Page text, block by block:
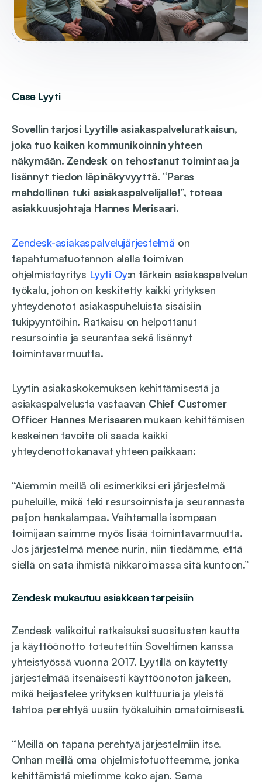
Case Lyyti
Sovellin tarjosi Lyytille asiakaspalveluratkaisun,
joka tuo kaiken kommunikoinnin yhteen
näkymään. Zendesk on tehostanut toimintaa ja
lisännyt tiedon läpinäkyvyyttä. “Paras
mahdollinen tuki asiakaspalvelijalle!”, toteaa
asiakkuusjohtaja Hannes Merisaari.
Zendesk-asiakaspalvelujärjestelmä on
tapahtumatuotannon alalla toimivan
ohjelmistoyritys Lyyti Oy:n tärkein asiakaspalvelun
työkalu, johon on keskitetty kaikki yrityksen
yhteydenotot asiakaspuheluista sisäisiin
tukipyyntöihin. Ratkaisu on helpottanut
resursointia ja seurantaa sekä lisännyt
toimintavarmuutta.
Lyytin asiakaskokemuksen kehittämisestä ja
asiakaspalvelusta vastaavan Chief Customer
Officer Hannes Merisaaren mukaan kehittämisen
keskeinen tavoite oli saada kaikki
yhteydenottokanavat yhteen paikkaan:
“Aiemmin meillä oli esimerkiksi eri järjestelmä
puheluille, mikä teki resursoinnista ja seurannasta
paljon hankalampaa. Vaihtamalla isompaan
toimijaan saimme myös lisää toimintavarmuutta.
Jos järjestelmä menee nurin, niin tiedämme, että
siellä on sata ihmistä nikkaroimassa sitä kuntoon.”
Zendesk mukautuu asiakkaan tarpeisiin
Zendesk valikoitui ratkaisuksi suositusten kautta
ja käyttöönotto toteutettiin Soveltimen kanssa
yhteistyössä vuonna 2017. Lyytillä on käytetty
järjestelmää itsenäisesti käyttöönoton jälkeen,
mikä heijastelee yrityksen kulttuuria ja yleistä
tahtoa perehtyä uusiin työkaluihin omatoimisesti.
“Meillä on tapana perehtyä järjestelmiin itse.
Onhan meillä oma ohjelmistotuotteemme, jonka
kehittämistä mietimme koko ajan. Sama